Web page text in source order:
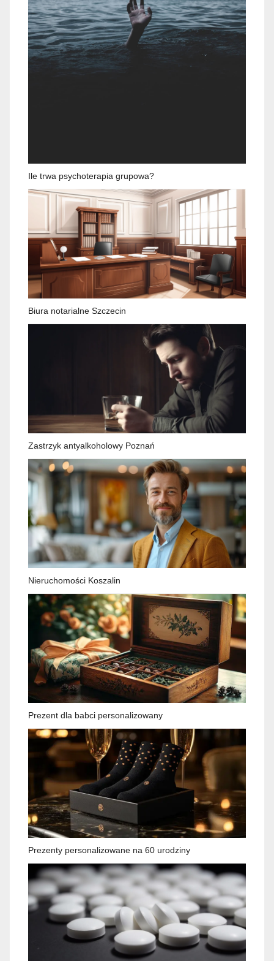
Ile trwa psychoterapia grupowa?
Biura notarialne Szczecin
Zastrzyk antyalkoholowy Poznań
Nieruchomości Koszalin
Prezent dla babci personalizowany
Prezenty personalizowane na 60 urodziny